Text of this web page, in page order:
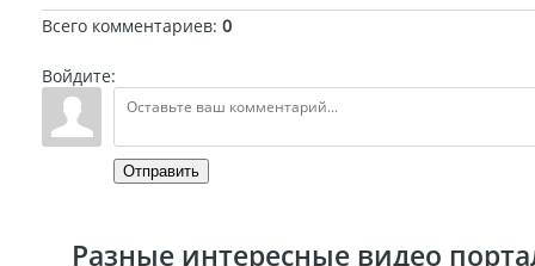
Всего комментариев: 0
Войдите:
Отправить
Разные интересные видео